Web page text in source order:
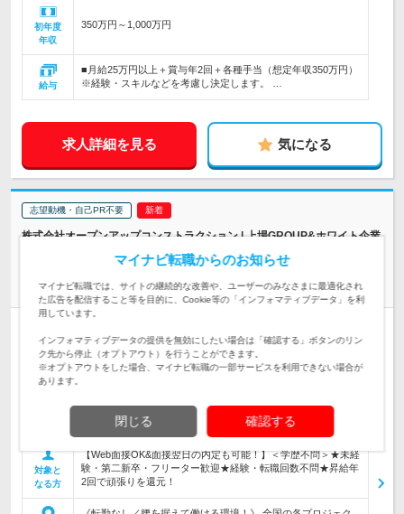
初年度
年収
350万円～1,000万円
給与
■月給25万円以上＋賞与年2回＋各種手当（想定年収350万円）
※経験・スキルなどを考慮し決定します。 …
求人詳細を見る 気になる
志望動機・自己PR不要
株式会社オープンアップコンストラクション | 上場GROUP&ホワイト企業
認定/土日祝休&最大11連休/9月の入社OK
業界大手の好環境で未経験から活躍【CADスタッフ】月収37万
可/c
完全週休2日制 女性のおしごと掲載中
情報更新日：2026/08/07 終了予定日：2026/09/10
機会がたっぷり】建設プロジェクトで使用される図面の新規作
成・修正などをお任せします。
対象と
なる方
【Web面接OK&面接翌日の内定も可能！】＜学歴不問＞★未経
験・第二新卒・フリーター歓迎★経験・転職回数不問★昇給年
2回で頑張りを還元！
マイナビ転職からのお知らせ
マイナビ転職では、サイトの継続的な改善や、ユーザーのみなさまに最適化され
た広告を配信すること等を目的に、Cookie等の「インフォマティブデータ」を利
用しています。
インフォマティブデータの提供を無効にしたい場合は「確認する」ボタンのリン
ク先から停止（オプトアウト）を行うことができます。
※オプトアウトをした場合、マイナビ転職の一部サービスを利用できない場合が
あります。
閉じる 確認する